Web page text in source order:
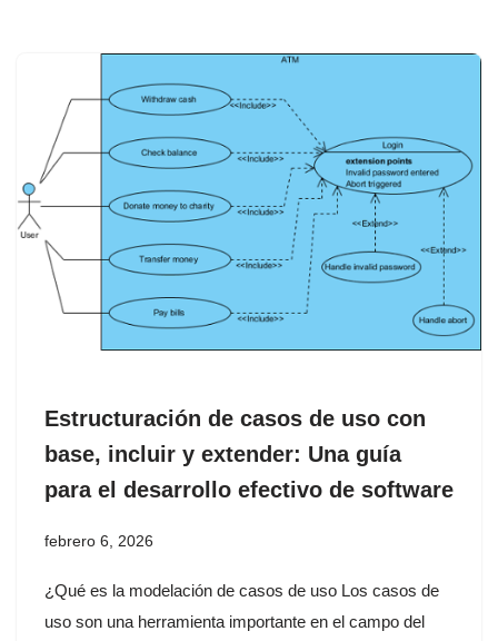
Estructuración de casos de uso con
base, incluir y extender: Una guía
para el desarrollo efectivo de software
febrero 6, 2026
¿Qué es la modelación de casos de uso Los casos de
uso son una herramienta importante en el campo del